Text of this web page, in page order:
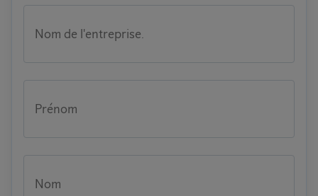
Nom de l'entreprise.
Prénom
Nom